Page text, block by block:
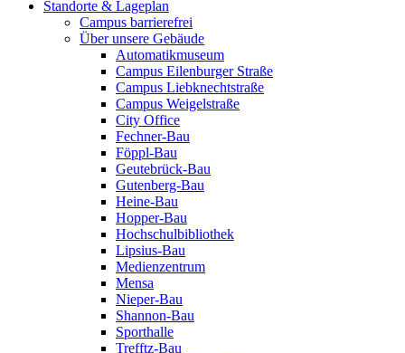
Standorte & Lageplan
Campus barrierefrei
Über unsere Gebäude
Automatikmuseum
Campus Eilenburger Straße
Campus Liebknechtstraße
Campus Weigelstraße
City Office
Fechner-Bau
Föppl-Bau
Geutebrück-Bau
Gutenberg-Bau
Heine-Bau
Hopper-Bau
Hochschulbibliothek
Lipsius-Bau
Medienzentrum
Mensa
Nieper-Bau
Shannon-Bau
Sporthalle
Trefftz-Bau